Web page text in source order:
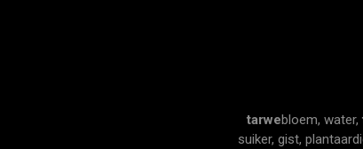
tarwebloem, water,
suiker, gist,